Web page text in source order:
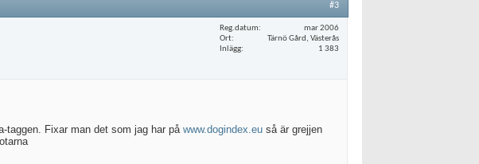
#3
Reg.datum
mar 2006
Ort
Tärnö Gård, Västerås
Inlägg
1 383
taggen. Fixar man det som jag har på www.dogindex.eu så är grejjen